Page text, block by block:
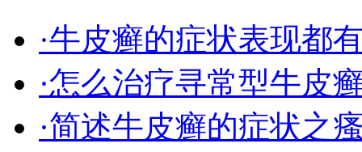
·牛皮癣的症状表现都
·怎么治疗寻常型牛皮
·简述牛皮癣的症状之